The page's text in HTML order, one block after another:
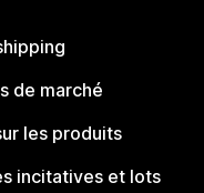
de marché
les produits
incitatives et lots